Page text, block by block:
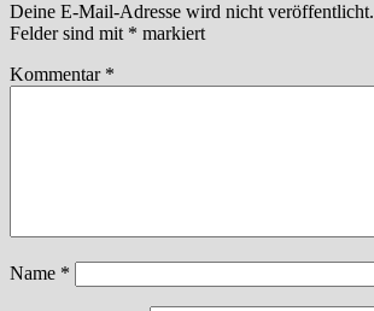
Deine E-Mail-Adresse wird nicht veröffentlicht.
Felder sind mit * markiert
Kommentar *
Name *